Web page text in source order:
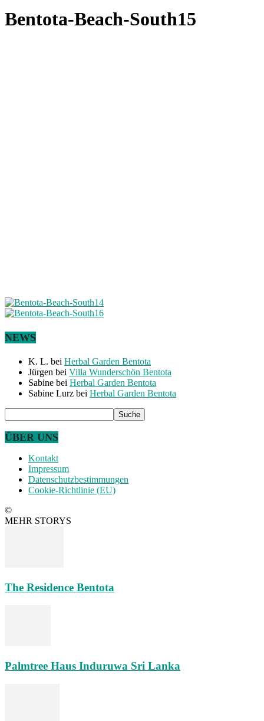
Bentota-Beach-South15
NEWS
K. L. bei Herbal Garden Bentota
Jürgen bei Villa Wunderschön Bentota
Sabine bei Herbal Garden Bentota
Sabine Lurz bei Herbal Garden Bentota
ÜBER UNS
Kontakt
Impressum
Datenschutzbestimmungen
Cookie-Richtlinie (EU)
©
MEHR STORYS
The Residence Bentota
Palmtree Haus Induruwa Sri Lanka